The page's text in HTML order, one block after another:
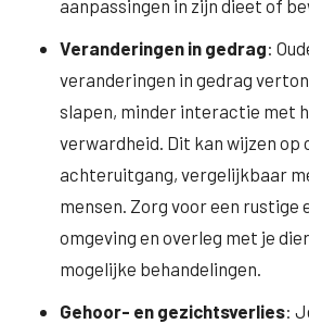
aanpassingen in zijn dieet of
Veranderingen in gedrag:
veranderingen in gedrag
slapen, minder interactie met
verwardheid. Dit kan wijzen op
achteruitgang, vergelijkbaar
mensen. Zorg voor een rustige
omgeving en overleg met je
mogelijke behandelingen.
Gehoor- en gezichtsverlies: